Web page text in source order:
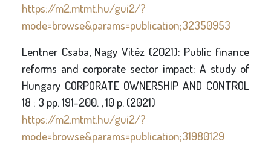
https://m2.mtmt.hu/gui2/?
mode=browse&params=publication;32350953
Lentner Csaba, Nagy Vitéz (2021): Public finance
reforms and corporate sector impact: A study of
Hungary CORPORATE OWNERSHIP AND CONTROL
18 : 3 pp. 191-200. , 10 p. (2021)
https://m2.mtmt.hu/gui2/?
mode=browse&params=publication;31980129